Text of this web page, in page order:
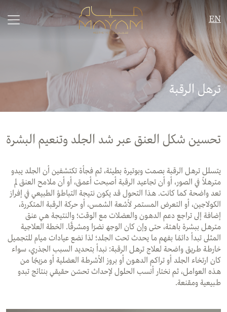
EN
ترهل الرقبة
ﺗﺤﺴﯿﻦ ﺷﻜﻞ اﻟﻌﻨﻖﻋﺒﺮ ﺷﺪ اﻟﺠﻠﺪ وﺗﻨﻌﯿﻢ اﻟﺒﺸﺮة
ﯾﺘﺴﻠﻞ ﺗﺮھﻞ اﻟﺮﻗﺒﺔ ﺑﺼﻤﺖ وﺑﻮﺗﯿﺮة ﺑﻄﯿﺌﺔ، ﺛﻢ ﻓﺠﺄة ﺗﻜﺘﺸﻔﯿﻦ أن اﻟﺠﻠﺪ ﯾﺒﺪو
ﻣﺘﺮھﻼً ﻓﻲ اﻟﺼﻮر، أو أن ﺗﺠﺎﻋﯿﺪ اﻟﺮﻗﺒﺔ أﺻﺒﺤﺖ أﻋﻤﻖ، أو أن ﻣﻼﻣﺢ اﻟﻌﻨﻖ ﻟﻢ
ﺗﻌﺪ واﺿﺤﺔ ﻛﻤﺎ ﻛﺎﻧﺖ. ھﺬا اﻟﺘﺤﻮل ﻗﺪ ﯾﻜﻮن ﻧﺘﯿﺠﺔ اﻟﺘﺒﺎطﺆ اﻟﻄﺒﯿﻌﻲ ﻓﻲ إﻓﺮاز
اﻟﻜﻮﻻﺟﯿﻦ، أو اﻟﺘﻌﺮض اﻟﻤﺴﺘﻤﺮ ﻷﺷﻌﺔ اﻟﺸﻤﺲ، أو ﺣﺮﻛﺔ اﻟﺮﻗﺒﺔ اﻟﻤﺘﻜﺮرة،
إﺿﺎﻓﺔ إﻟﻰ ﺗﺮاﺟﻊ دﻋﻢ اﻟﺪھﻮن واﻟﻌﻀﻼت ﻣﻊ اﻟﻮﻗﺖ؛ واﻟﻨﺘﯿﺠﺔ ھﻲ ﻋﻨﻖ
ﻣﺘﺮھﻞ ﺑﺒﺸﺮة ﺑﺎھﺘﺔ، ﺣﺘﻰ وإن ﻛﺎن اﻟﻮﺟﮫ ﻧﻀﺮًا وﻣﺸﺮﻗًﺎ. اﻟﺨﻄﺔ اﻟﻌﻼﺟﯿﺔ
اﻟﻤﺜﻠﻰ ﺗﺒﺪأ داﺋﻤًﺎ ﺑﻔﮭﻢ ﻣﺎ ﯾﺤﺪث ﺗﺤﺖ اﻟﺠﻠﺪ؛ ﻟﺬا ﻧﻀﻊ ﻋﯿﺎدات ﻣﯿﺎم ﻟﻠﺘﺠﻤﯿﻞ
ﺧﺎرطﺔ طﺮﯾﻖ واﺿﺤﺔ ﻟﻌﻼج ﺗﺮھﻞ اﻟﺮﻗﺒﺔ: ﻧﺒﺪأ ﺑﺘﺤﺪﯾﺪ اﻟﺴﺒﺐ اﻟﺠﺬري، ﺳﻮاء
ﻛﺎن ارﺗﺨﺎء اﻟﺠﻠﺪ أو ﺗﺮاﻛﻢ اﻟﺪھﻮن أو ﺑﺮوز اﻷﺷﺮطﺔ اﻟﻌﻀﻠﯿﺔ أو ﻣﺰﯾﺠًﺎ ﻣﻦ
ھﺬه اﻟﻌﻮاﻣﻞ، ﺛﻢ ﻧﺨﺘﺎر أﻧﺴﺐ اﻟﺤﻠﻮل ﻹﺣﺪاث ﺗﺤﺴّﻦ ﺣﻘﯿﻘﻲ ﺑﻨﺘﺎﺋﺞ ﺗﺒﺪو
طﺒﯿﻌﯿﺔ وﻣﻘﻨﻌﺔ.